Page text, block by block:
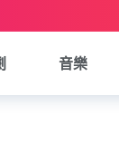
音樂